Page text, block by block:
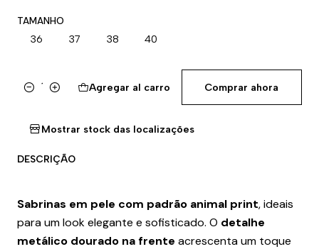
TAMANHO
36 37 38 40
Cantidad
Agregar al carro Comprar ahora
Mostrar stock das localizações
DESCRIÇÃO
Sabrinas em pele com padrão animal print, ideais
para um look elegante e sofisticado. O detalhe
metálico dourado na frente acrescenta um toque